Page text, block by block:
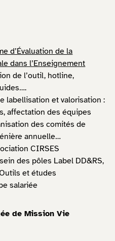
d’Évaluation de la
dans l’Enseignement
de l’outil, hotline,
labellisation et valorisation :
affectation des équipes
des comités de
annuelle…
CIRSES
des pôles Label DD&RS,
et études
salariée
de Mission Vie